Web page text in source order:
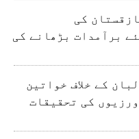
کی
برآمدات بڑھانے کی
کے خلاف خواتین
ورزیوں کی تحقیقات